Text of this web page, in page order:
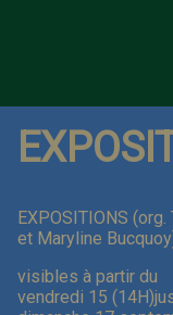
EXPOSITIONS (org.
et Maryline
visibles à partir du
vendredi 15